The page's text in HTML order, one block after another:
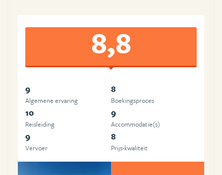
8,8
9
Algemene ervaring
8
Boekingsproces
10
Reisleiding
9
Accommodatie(s)
9
Vervoer
8
Prijs-kwaliteit